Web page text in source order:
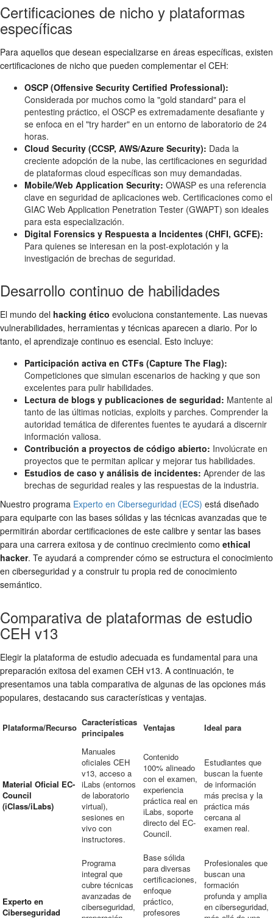
Certificaciones de nicho y plataformas
específicas
Para aquellos que desean especializarse en áreas específicas, existen
certificaciones de nicho que pueden complementar el CEH:
OSCP (Offensive Security Certified Professional):
Considerada por muchos como la "gold standard" para el
pentesting práctico, el OSCP es extremadamente desafiante y
se enfoca en el "try harder" en un entorno de laboratorio de 24
horas.
Cloud Security (CCSP, AWS/Azure Security): Dada la
creciente adopción de la nube, las certificaciones en seguridad
de plataformas cloud específicas son muy demandadas.
Mobile/Web Application Security: OWASP es una referencia
clave en seguridad de aplicaciones web. Certificaciones como el
GIAC Web Application Penetration Tester (GWAPT) son ideales
para esta especialización.
Digital Forensics y Respuesta a Incidentes (CHFI, GCFE):
Para quienes se interesan en la post-explotación y la
investigación de brechas de seguridad.
Desarrollo continuo de habilidades
El mundo del hacking ético evoluciona constantemente. Las nuevas
vulnerabilidades, herramientas y técnicas aparecen a diario. Por lo
tanto, el aprendizaje continuo es esencial. Esto incluye:
Participación activa en CTFs (Capture The Flag):
Competiciones que simulan escenarios de hacking y que son
excelentes para pulir habilidades.
Lectura de blogs y publicaciones de seguridad: Mantente al
tanto de las últimas noticias, exploits y parches. Comprender la
autoridad temática de diferentes fuentes te ayudará a discernir
información valiosa.
Contribución a proyectos de código abierto: Involúcrate en
proyectos que te permitan aplicar y mejorar tus habilidades.
Estudios de caso y análisis de incidentes: Aprender de las
brechas de seguridad reales y las respuestas de la industria.
Nuestro programa Experto en Ciberseguridad (ECS) está diseñado
para equiparte con las bases sólidas y las técnicas avanzadas que te
permitirán abordar certificaciones de este calibre y sentar las bases
para una carrera exitosa y de continuo crecimiento como ethical
hacker. Te ayudará a comprender cómo se estructura el conocimiento
en ciberseguridad y a construir tu propia red de conocimiento
semántico.
Comparativa de plataformas de estudio
CEH v13
Elegir la plataforma de estudio adecuada es fundamental para una
preparación exitosa del examen CEH v13. A continuación, te
presentamos una tabla comparativa de algunas de las opciones más
populares, destacando sus características y ventajas.
Plataforma/Recurso Características
principales
Ventajas Ideal para
Material Oficial EC-
Council
(iClass/iLabs)
Manuales
oficiales CEH
v13, acceso a
iLabs (entornos
de laboratorio
virtual),
sesiones en
vivo con
instructores.
Contenido
100% alineado
con el examen,
experiencia
práctica real en
iLabs, soporte
directo del EC-
Council.
Estudiantes que
buscan la fuente
de información
más precisa y la
práctica más
cercana al
examen real.
Experto en
Ciberseguridad
Programa
integral que
cubre técnicas
avanzadas de
ciberseguridad,
Base sólida
para diversas
certificaciones,
enfoque
práctico,
profesores
Profesionales que
buscan una
formación
profunda y amplia
en ciberseguridad,